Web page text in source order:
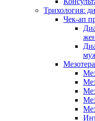
Трихология:
Чек-ап